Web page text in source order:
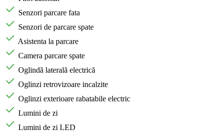
Senzori parcare fata
Senzori de parcare spate
Asistenta la parcare
Camera parcare spate
Oglindă laterală electrică
Oglinzi retrovizoare incalzite
Oglinzi exterioare rabatabile electric
Lumini de zi
Lumini de zi LED